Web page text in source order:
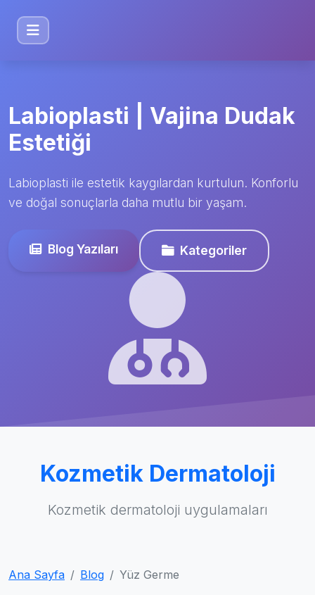
Labioplasti | Vajina Dudak
Estetiği
Labioplasti ile estetik kaygılardan kurtulun. Konforlu
ve doğal sonuçlarla daha mutlu bir yaşam.
Blog Yazıları Kategoriler
Kozmetik Dermatoloji
Kozmetik dermatoloji uygulamaları
Ana Sayfa Blog Yüz Germe